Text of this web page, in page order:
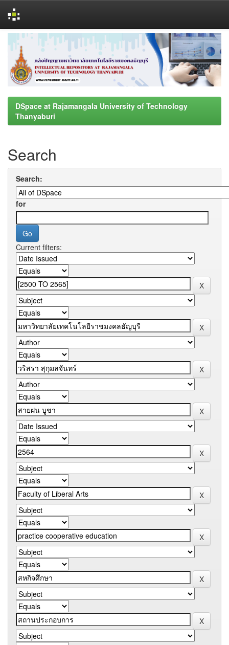
navigation
DSpace at Rajamangala University of Technology
Thanyaburi
Search
Search:
for
Current filters: